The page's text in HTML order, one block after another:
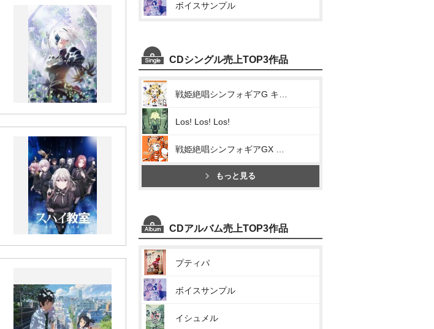
ボイスサンプル
CDシングル売上TOP3作品
Los! Los! Los!
もっと見る
CDアルバム売上TOP3作品
プティパ
ボイスサンプル
イシュメル